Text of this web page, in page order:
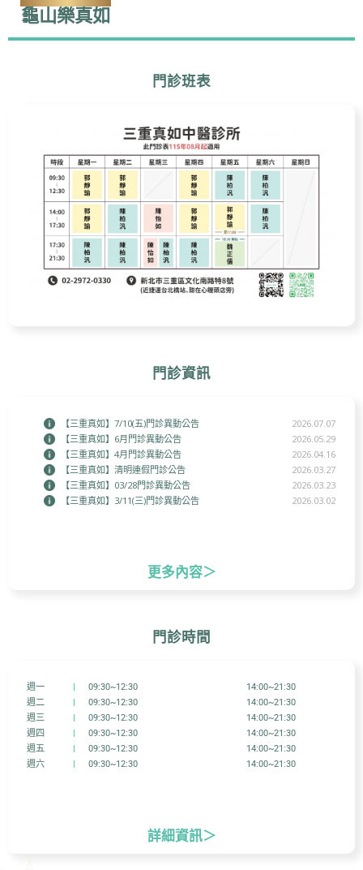
龜山樂真如
門診班表
門診資訊
【三重真如】7/10(五)門診異動公告
2026.07.07
【三重真如】6月門診異動公告
2026.05.29
【三重真如】4月門診異動公告
2026.04.16
【三重真如】清明連假門診公告
2026.03.27
【三重真如】03/28門診異動公告
2026.03.23
【三重真如】3/11(三)門診異動公告
2026.03.02
更多內容＞
門診時間
週一 09:30~12:30
14:00~21:30
週二
09:30~12:30
14:00~21:30
週三
09:30~12:30
14:00~21:30
週四
09:30~12:30
14:00~21:30
週五
09:30~12:30
14:00~21:30
週六
09:30~12:30 14:00~21:30
詳細資訊＞